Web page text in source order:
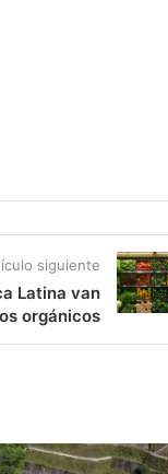
siguiente
Latina van
orgánicos